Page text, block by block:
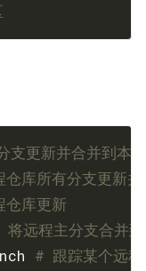
支更新并合并到本地
库所有分支更新
库更新
将远程主分支合并
# 跟踪某个远